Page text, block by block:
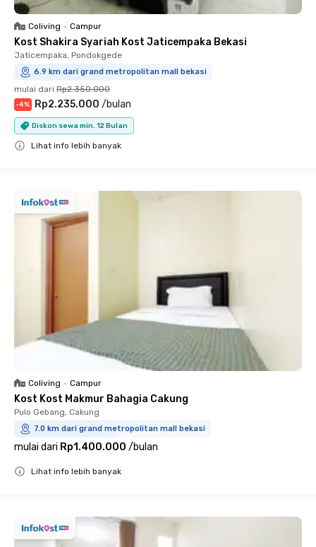
Coliving • Campur
Kost Shakira Syariah Kost Jaticempaka Bekasi
Jaticempaka, Pondokgede
6.9 km dari grand metropolitan mall bekasi
mulai dari Rp2.350.000
-4% Rp2.235.000 /bulan
Diskon sewa min. 12 Bulan
Lihat info lebih banyak
Coliving • Campur
Kost Kost Makmur Bahagia Cakung
Pulo Gebang, Cakung
7.0 km dari grand metropolitan mall bekasi
mulai dari Rp1.400.000 /bulan
Lihat info lebih banyak